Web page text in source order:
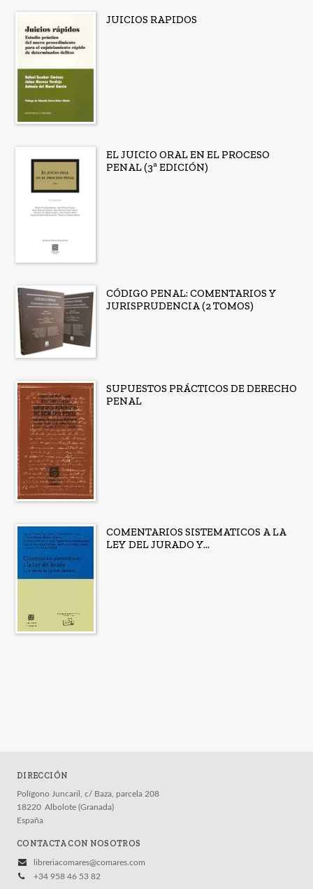
JUICIOS RAPIDOS
EL JUICIO ORAL EN EL PROCESO
PENAL (3ª EDICIÓN)
CÓDIGO PENAL: COMENTARIOS Y
JURISPRUDENCIA (2 TOMOS)
SUPUESTOS PRÁCTICOS DE DERECHO
PENAL
COMENTARIOS SISTEMATICOS A LA
LEY DEL JURADO Y...
DIRECCIÓN
Polígono Juncaril, c/ Baza, parcela 208
18220 Albolote (Granada)
España
CONTACTA CON NOSOTROS
libreriacomares@comares.com
+34 958 46 53 82